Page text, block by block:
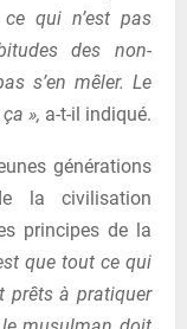
qui n’est pas
des non-
s’en mêler. Le
», a-t-il indiqué.
générations
la civilisation
principes de la
que tout ce qui
prêts à pratiquer